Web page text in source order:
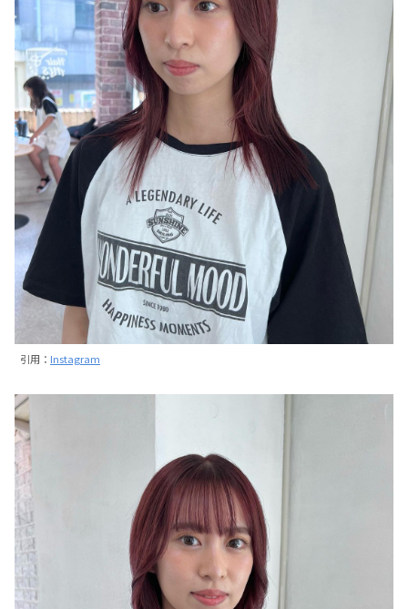
引用： Instagram